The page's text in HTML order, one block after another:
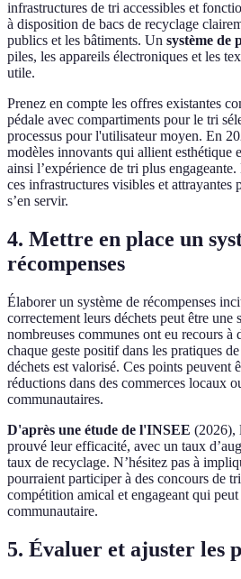
infrastructures de tri accessibles et
à disposition de bacs de recyclage
publics et les bâtiments. Un système de
piles, les appareils électroniques et les
utile.
Prenez en compte les offres existantes
pédale avec compartiments pour le tri
processus pour l'utilisateur moyen. En
modèles innovants qui allient esthétique
ainsi l’expérience de tri plus engageante.
ces infrastructures visibles et attrayantes
s’en servir.
4. Mettre en place un
récompenses
Élaborer un système de récompenses
correctement leurs déchets peut être une
nombreuses communes ont eu recours à
chaque geste positif dans les pratiques
déchets est valorisé. Ces points peuvent
réductions dans des commerces locaux
communautaires.
D'après une étude de l'INSEE (2026),
prouvé leur efficacité, avec un taux
taux de recyclage. N’hésitez pas à
pourraient participer à des concours de
compétition amical et engageant qui
communautaire.
5. Évaluer et ajuster les